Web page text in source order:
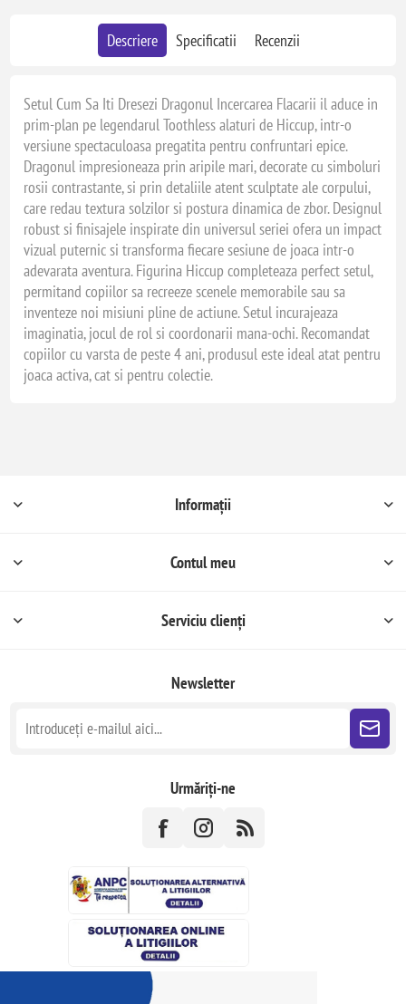
Descriere Specificatii Recenzii
Setul Cum Sa Iti Dresezi Dragonul Incercarea Flacarii il aduce in
prim-plan pe legendarul Toothless alaturi de Hiccup, intr-o
versiune spectaculoasa pregatita pentru confruntari epice.
Dragonul impresioneaza prin aripile mari, decorate cu simboluri
rosii contrastante, si prin detaliile atent sculptate ale corpului,
care redau textura solzilor si postura dinamica de zbor. Designul
robust si finisajele inspirate din universul seriei ofera un impact
vizual puternic si transforma fiecare sesiune de joaca intr-o
adevarata aventura. Figurina Hiccup completeaza perfect setul,
permitand copiilor sa recreeze scenele memorabile sau sa
inventeze noi misiuni pline de actiune. Setul incurajeaza
imaginatia, jocul de rol si coordonarii mana-ochi. Recomandat
copiilor cu varsta de peste 4 ani, produsul este ideal atat pentru
joaca activa, cat si pentru colectie.
Informații
Contul meu
Serviciu clienți
Newsletter
Urmăriți-ne